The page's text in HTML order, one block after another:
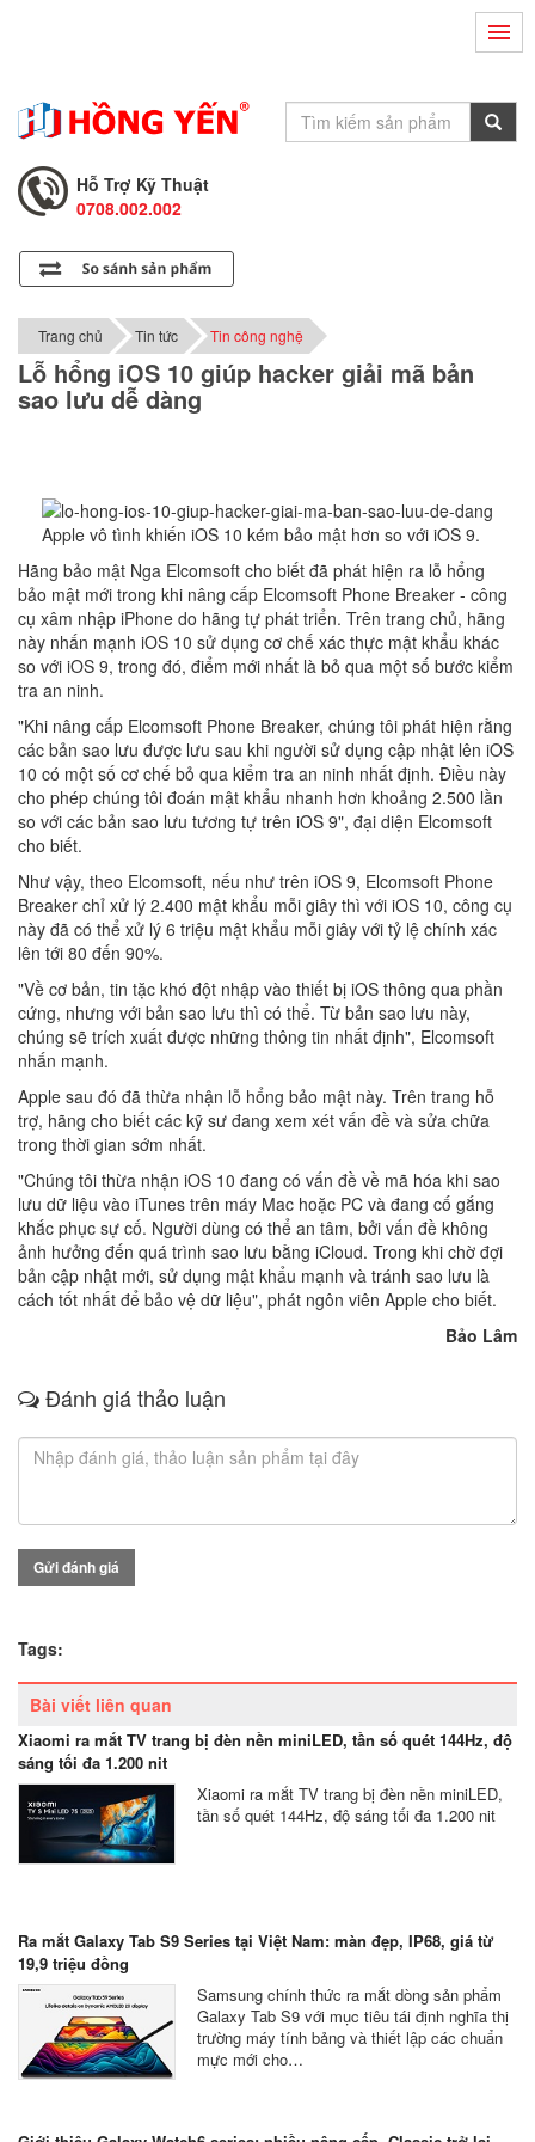
Tư Vấn Bán Hàng
Hỗ Trợ Kỹ Thuật
0708.002.002
0708.001.001
Trang chủ Tin tức Tin công nghệ
Lỗ hổng iOS 10 giúp hacker giải mã bản
sao lưu dễ dàng
Apple vô tình khiến iOS 10 kém bảo mật hơn so với iOS 9.
Hãng bảo mật Nga Elcomsoft cho biết đã phát hiện ra lỗ hổng
bảo mật mới trong khi nâng cấp Elcomsoft Phone Breaker - công
cụ xâm nhập iPhone do hãng tự phát triển. Trên trang chủ, hãng
này nhấn mạnh iOS 10 sử dụng cơ chế xác thực mật khẩu khác
so với iOS 9, trong đó, điểm mới nhất là bỏ qua một số bước kiểm
tra an ninh.
"Khi nâng cấp Elcomsoft Phone Breaker, chúng tôi phát hiện rằng
các bản sao lưu được lưu sau khi người sử dụng cập nhật lên iOS
10 có một số cơ chế bỏ qua kiểm tra an ninh nhất định. Điều này
cho phép chúng tôi đoán mật khẩu nhanh hơn khoảng 2.500 lần
so với các bản sao lưu tương tự trên iOS 9", đại diện Elcomsoft
cho biết.
Như vậy, theo Elcomsoft, nếu như trên iOS 9, Elcomsoft Phone
Breaker chỉ xử lý 2.400 mật khẩu mỗi giây thì với iOS 10, công cụ
này đã có thể xử lý 6 triệu mật khẩu mỗi giây với tỷ lệ chính xác
lên tới 80 đến 90%.
"Về cơ bản, tin tặc khó đột nhập vào thiết bị iOS thông qua phần
cứng, nhưng với bản sao lưu thì có thể. Từ bản sao lưu này,
chúng sẽ trích xuất được những thông tin nhất định", Elcomsoft
nhấn mạnh.
Apple sau đó đã thừa nhận lỗ hổng bảo mật này. Trên trang hỗ
trợ, hãng cho biết các kỹ sư đang xem xét vấn đề và sửa chữa
trong thời gian sớm nhất.
"Chúng tôi thừa nhận iOS 10 đang có vấn đề về mã hóa khi sao
lưu dữ liệu vào iTunes trên máy Mac hoặc PC và đang cố gắng
khắc phục sự cố. Người dùng có thể an tâm, bởi vấn đề không
ảnh hưởng đến quá trình sao lưu bằng iCloud. Trong khi chờ đợi
bản cập nhật mới, sử dụng mật khẩu mạnh và tránh sao lưu là
cách tốt nhất để bảo vệ dữ liệu", phát ngôn viên Apple cho biết.
Bảo Lâm
Đánh giá thảo luận
Gửi đánh giá
Tags:
Bài viết liên quan
Xiaomi ra mắt TV trang bị đèn nền miniLED, tần số quét 144Hz, độ
sáng tối đa 1.200 nit
Xiaomi ra mắt TV trang bị đèn nền miniLED,
tần số quét 144Hz, độ sáng tối đa 1.200 nit
Ra mắt Galaxy Tab S9 Series tại Việt Nam: màn đẹp, IP68, giá từ
19,9 triệu đồng
Samsung chính thức ra mắt dòng sản phẩm
Galaxy Tab S9 với mục tiêu tái định nghĩa thị
trường máy tính bảng và thiết lập các chuẩn
mực mới cho…